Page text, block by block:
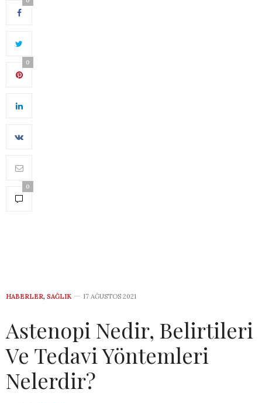
0
0
HABERLER, SAĞLIK 17 AĞUSTOS 2021
Astenopi Nedir, Belirtileri
Ve Tedavi Yöntemleri
Nelerdir?